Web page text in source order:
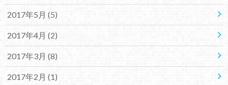
2017年5月 (5)
2017年4月 (2)
2017年3月 (8)
2017年2月 (1)